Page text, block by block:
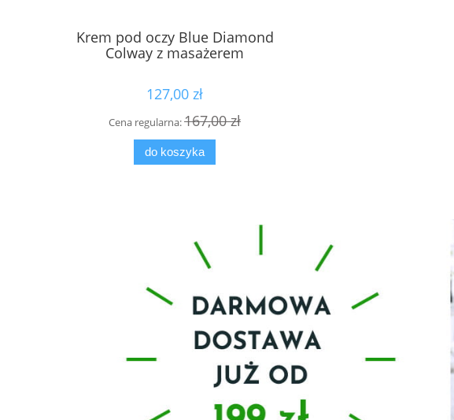
Krem pod oczy Blue Diamond
Colway z masażerem
127,00 zł
Cena regularna:167,00 zł
do koszyka